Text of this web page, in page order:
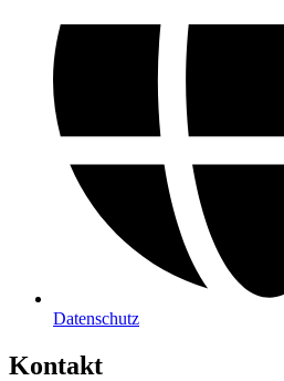
Datenschutz
Kontakt